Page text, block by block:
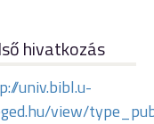
hivatkozás
univ.bibl.u-
view/